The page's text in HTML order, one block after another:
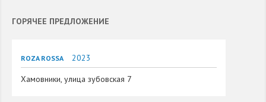
ГОРЯЧЕЕ ПРЕДЛОЖЕНИЕ
ROZA ROSSA
2023
Хамовники, улица зубовская 7